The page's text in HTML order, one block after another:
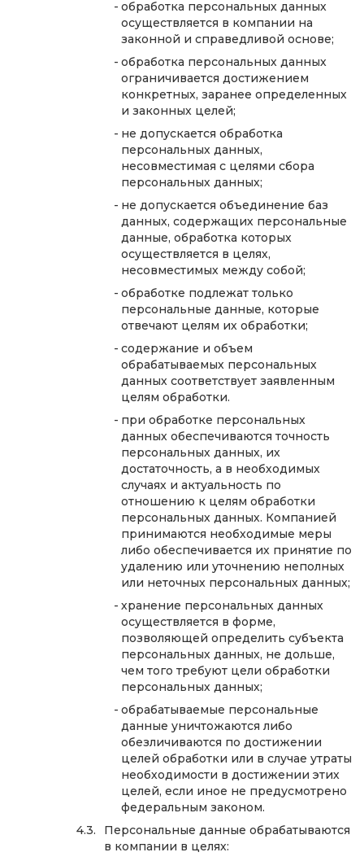
обработка персональных данных
осуществляется в компании на
законной и справедливой основе;
обработка персональных данных
ограничивается достижением
конкретных, заранее определенных
и законных целей;
не допускается обработка
персональных данных,
несовместимая с целями сбора
персональных данных;
не допускается объединение баз
данных, содержащих персональные
данные, обработка которых
осуществляется в целях,
несовместимых между собой;
обработке подлежат только
персональные данные, которые
отвечают целям их обработки;
содержание и объем
обрабатываемых персональных
данных соответствует заявленным
целям обработки.
при обработке персональных
данных обеспечиваются точность
персональных данных, их
достаточность, а в необходимых
случаях и актуальность по
отношению к целям обработки
персональных данных. Компанией
принимаются необходимые меры
либо обеспечивается их принятие по
удалению или уточнению неполных
или неточных персональных данных;
хранение персональных данных
осуществляется в форме,
позволяющей определить субъекта
персональных данных, не дольше,
чем того требуют цели обработки
персональных данных;
обрабатываемые персональные
данные уничтожаются либо
обезличиваются по достижении
целей обработки или в случае утраты
необходимости в достижении этих
целей, если иное не предусмотрено
федеральным законом.
Персональные данные обрабатываются
в компании в целях: